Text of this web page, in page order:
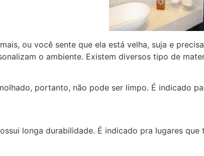
ou você sente que ela está velha, suja e
o ambiente. Existem diversos tipo de
portanto, não pode ser limpo. É indicado
longa durabilidade. É indicado pra lugares